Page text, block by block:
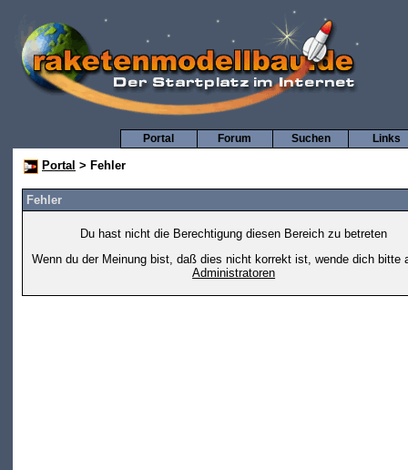
Links
Suchen
Forum
Portal
Portal > Fehler
Fehler
Du hast nicht die Berechtigung diesen Bereich zu betreten
Wenn du der Meinung bist, daß dies nicht korrekt ist, wende dich bitte
Administratoren